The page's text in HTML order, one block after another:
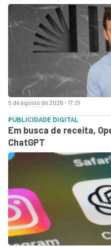
5 de agosto de 2026 - 17:31
PUBLICIDADE DIGITAL
Em busca de receita,
ChatGPT